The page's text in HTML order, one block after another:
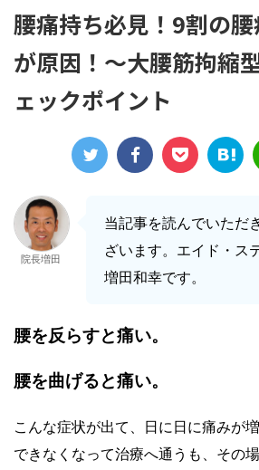
腰痛持ち必見！9割の
が原因！〜大腰筋拘縮
ェックポイント
院長増田
当記事を読んでいただ
ざいます。エイド・ス
増田和幸です。
腰を反らすと痛い。
腰を曲げると痛い。
こんな症状が出て、日に日に痛みが
できなくなって治療へ通うも、その